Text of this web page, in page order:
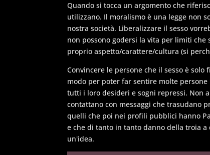
Quando si tocca un argomento che
utilizzano. Il moralismo è una legge non
nostra società. Liberalizzare il sesso
non possono godersi la vita per limiti
proprio aspetto/carattere/cultura (si
Convincere le persone che il sesso è
modo per poter far sentire molte
tutti i loro desideri e sogni repressi. Non
contattano con messaggi che trasudano
quelli che poi nei profili pubblici hanno
e che di tanto in tanto danno della troia
un'idea.